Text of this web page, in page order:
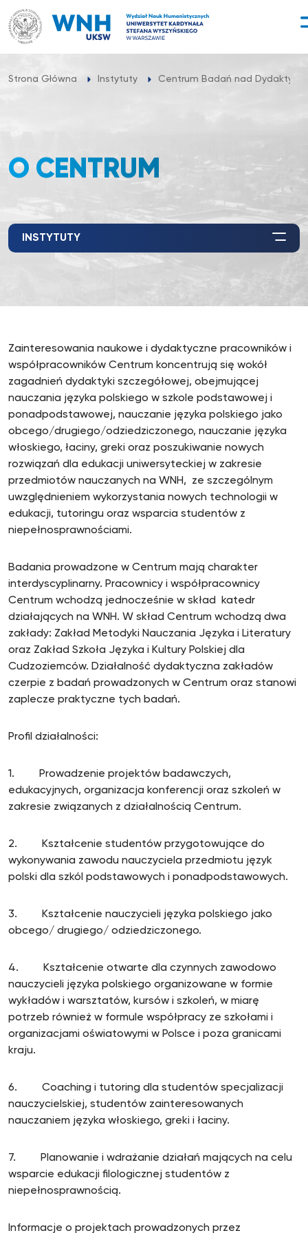
Przejdź
do
treści
Strona Główna Instytuty Centrum Badań nad Dydaktyką
O CENTRUM
INSTYTUTY
Zainteresowania naukowe i dydaktyczne pracowników i
współpracowników Centrum koncentrują się wokół
zagadnień dydaktyki szczegółowej, obejmującej
nauczania języka polskiego w szkole podstawowej i
ponadpodstawowej, nauczanie języka polskiego jako
obcego/drugiego/odziedziczonego, nauczanie języka
włoskiego, łaciny, greki oraz poszukiwanie nowych
rozwiązań dla edukacji uniwersyteckiej w zakresie
przedmiotów nauczanych na WNH, ze szczególnym
uwzględnieniem wykorzystania nowych technologii w
edukacji, tutoringu oraz wsparcia studentów z
niepełnosprawnościami.
Badania prowadzone w Centrum mają charakter
interdyscyplinarny. Pracownicy i współpracownicy
Centrum wchodzą jednocześnie w skład katedr
działających na WNH. W skład Centrum wchodzą dwa
zakłady: Zakład Metodyki Nauczania Języka i Literatury
oraz Zakład Szkoła Języka i Kultury Polskiej dla
Cudzoziemców. Działalność dydaktyczna zakładów
czerpie z badań prowadzonych w Centrum oraz stanowi
zaplecze praktyczne tych badań.
Profil działalności:
1. Prowadzenie projektów badawczych,
edukacyjnych, organizacja konferencji oraz szkoleń w
zakresie związanych z działalnością Centrum.
2. Kształcenie studentów przygotowujące do
wykonywania zawodu nauczyciela przedmiotu język
polski dla szkól podstawowych i ponadpodstawowych.
3. Kształcenie nauczycieli języka polskiego jako
obcego/ drugiego/ odziedziczonego.
4. Kształcenie otwarte dla czynnych zawodowo
nauczycieli języka polskiego organizowane w formie
wykładów i warsztatów, kursów i szkoleń, w miarę
potrzeb również w formule współpracy ze szkołami i
organizacjami oświatowymi w Polsce i poza granicami
kraju.
6. Coaching i tutoring dla studentów specjalizacji
nauczycielskiej, studentów zainteresowanych
nauczaniem języka włoskiego, greki i łaciny.
7. Planowanie i wdrażanie działań mających na celu
wsparcie edukacji filologicznej studentów z
niepełnosprawnością.
Informacje o projektach prowadzonych przez